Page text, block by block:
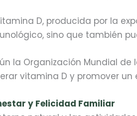
D, producida por la
sino que también
la Organización Mundial
vitamina D y promover
y Felicidad Familiar